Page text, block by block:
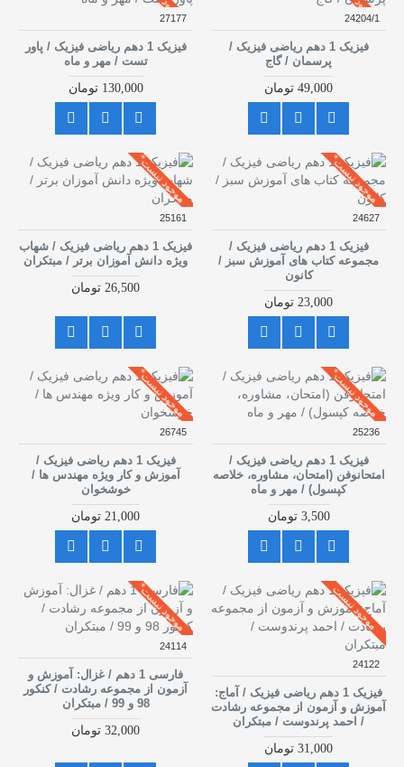
24204/1
فیزیک 1 دهم ریاضی فیزیک /
پرسمان / گاج
49,000 تومان
27177
فیزیک 1 دهم ریاضی فیزیک / پاور
تست / مهر و ماه
130,000 تومان
موجود نیست*
24627
فیزیک 1 دهم ریاضی فیزیک /
مجموعه کتاب های آموزش سبز /
کانون
23,000 تومان
موجود نیست*
25161
فیزیک 1 دهم ریاضی فیزیک / شهاب
ویژه دانش آموزان برتر / مبتکران
26,500 تومان
موجود نیست*
25236
فیزیک 1 دهم ریاضی فیزیک /
امتحانوفن (امتحان، مشاوره، خلاصه
کپسول) / مهر و ماه
3,500 تومان
موجود نیست*
26745
فیزیک 1 دهم ریاضی فیزیک /
آموزش و کار ویژه مهندس ها /
خوشخوان
21,000 تومان
موجود نیست
24122
فیزیک 1 دهم ریاضی فیزیک / آماج:
آموزش و آزمون از مجموعه رشادت
/ احمد پرندوست / مبتکران
31,000 تومان
موجود نیست*
24114
فارسی 1 دهم / غزال: آموزش و
آزمون از مجموعه رشادت / کنکور
98 و 99 / مبتکران
32,000 تومان